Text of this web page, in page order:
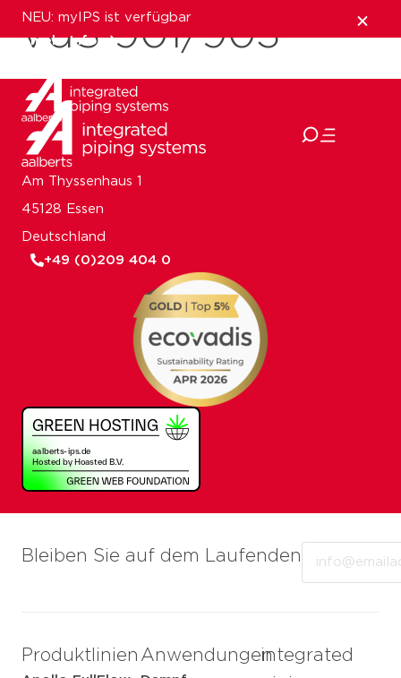
NEU: myIPS ist verfügbar
mehr Infos
VdS 901/903
Bleiben Sie auf dem Laufenden
Produktlinien Anwendungenintegrated
Am Thyssenhaus 1
45128 Essen
Deutschland
+49 (0)209 404 0